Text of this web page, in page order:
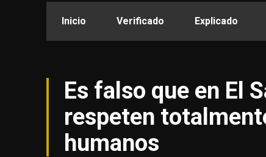
Inicio Verificado Explicado
Es falso que en El
respeten
humanos